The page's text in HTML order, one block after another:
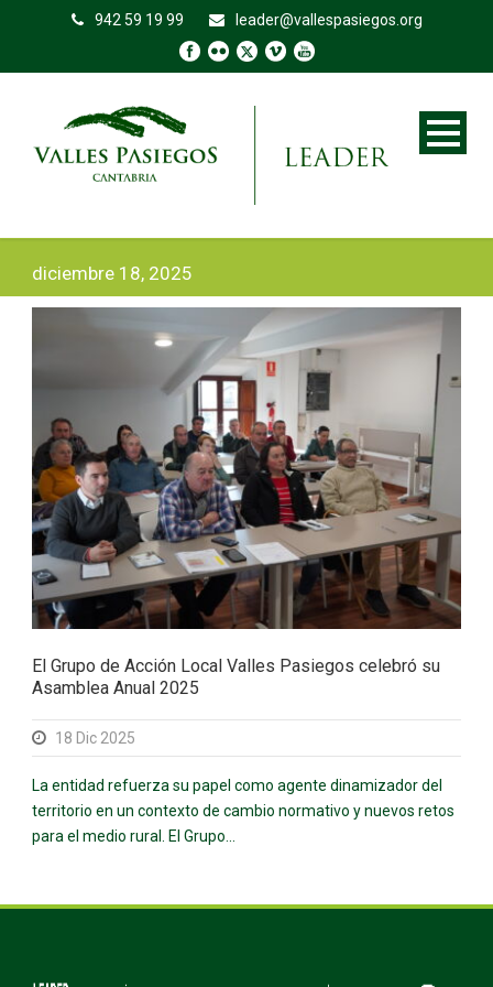
942 59 19 99 leader@vallespasiegos.org
diciembre 18, 2025
El Grupo de Acción Local Valles Pasiegos celebró su
Asamblea Anual 2025
18 Dic 2025
La entidad refuerza su papel como agente dinamizador del
territorio en un contexto de cambio normativo y nuevos retos
para el medio rural. El Grupo...